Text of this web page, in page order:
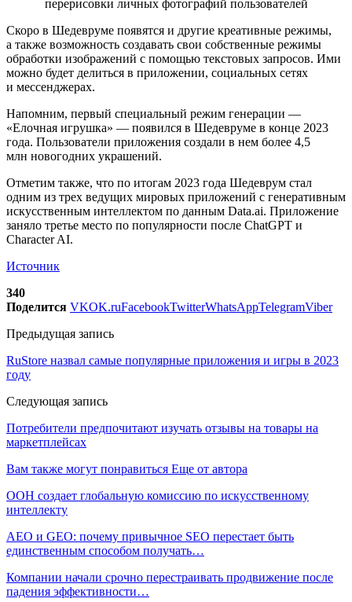
Скоро в Шедевруме появятся и другие креативные режимы,
а также возможность создавать свои собственные режимы
обработки изображений с помощью текстовых запросов. Ими
можно будет делиться в приложении, социальных сетях
и мессенджерах.
Напомним, первый специальный режим генерации —
«Елочная игрушка» — появился в Шедевруме в конце 2023
года. Пользователи приложения создали в нем более 4,5
млн новогодних украшений.
Отметим также, что по итогам 2023 года Шедеврум стал
одним из трех ведущих мировых приложений с генеративным
искусственным интеллектом по данным Data.ai. Приложение
заняло третье место по популярности после ChatGPT и
Character AI.
Источник
340
Поделится VKOK.ruFacebookTwitterWhatsAppTelegramViber
Предыдущая запись
RuStore назвал самые популярные приложения и игры в 2023
году
Следующая запись
Потребители предпочитают изучать отзывы на товары на
маркетплейсах
Вам также могут понравиться Еще от автора
ООН создает глобальную комиссию по искусственному
интеллекту
AEO и GEO: почему привычное SEO перестает быть
единственным способом получать…
Компании начали срочно перестраивать продвижение после
падения эффективности…